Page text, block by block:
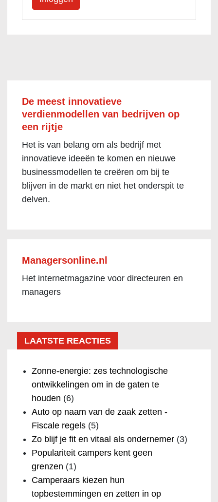
De meest innovatieve
verdienmodellen van bedrijven op
een rijtje
Het is van belang om als bedrijf met
innovatieve ideeën te komen en nieuwe
businessmodellen te creëren om bij te
blijven in de markt en niet het onderspit te
delven.
Managersonline.nl
Het internetmagazine voor directeuren en
managers
LAATSTE REACTIES
Zonne-energie: zes technologische
ontwikkelingen om in de gaten te
houden (6)
Auto op naam van de zaak zetten -
Fiscale regels (5)
Zo blijf je fit en vitaal als ondernemer (3)
Populariteit campers kent geen
grenzen (1)
Camperaars kiezen hun
topbestemmingen en zetten in op